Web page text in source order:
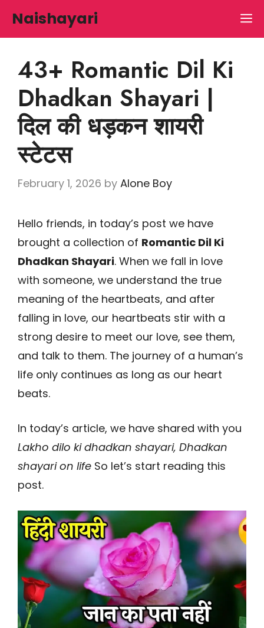
Naishayari
43+ Romantic Dil Ki
Dhadkan Shayari |
दिल की धड़कन शायरी
स्टेटस
February 1, 2026 by Alone Boy
Hello friends, in today’s post we have
brought a collection of Romantic Dil Ki
Dhadkan Shayari. When we fall in love
with someone, we understand the true
meaning of the heartbeats, and after
falling in love, our heartbeats stir with a
strong desire to meet our love, see them,
and talk to them. The journey of a human’s
life only continues as long as our heart
beats.
In today’s article, we have shared with you
Lakho dilo ki dhadkan shayari, Dhadkan
shayari on life So let’s start reading this
post.